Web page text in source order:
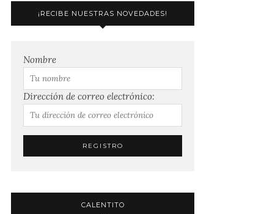
¡RECIBE NUESTRAS NOVEDADES!
Nombre
Dirección de correo electrónico:
CALENTITO